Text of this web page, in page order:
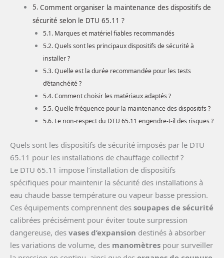
Comment organiser la maintenance des dispositifs de
sécurité selon le DTU 65.11 ?
Marques et matériel fiables recommandés
Quels sont les principaux dispositifs de sécurité à
installer ?
Quelle est la durée recommandée pour les tests
d’étanchéité ?
Comment choisir les matériaux adaptés ?
Quelle fréquence pour la maintenance des dispositifs ?
Le non-respect du DTU 65.11 engendre-t-il des risques ?
Quels sont les dispositifs de sécurité imposés par le DTU
65.11 pour les installations de chauffage collectif ?
Le DTU 65.11 impose l’installation de dispositifs
spécifiques pour maintenir la sécurité des installations à
eau chaude basse température ou vapeur basse pression.
Ces équipements comprennent des soupapes de sécurité
calibrées précisément pour éviter toute surpression
dangereuse, des vases d’expansion destinés à absorber
les variations de volume, des manomètres pour surveiller